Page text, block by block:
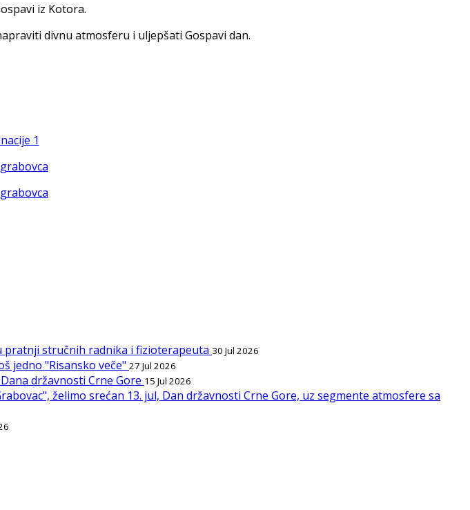
iz Kotora.
divnu atmosferu i uljepšati Gospavi dan.
pratnji stručnih radnika i fizioterapeuta 30 Jul 2026
jedno "Risansko veče" 27 Jul 2026
državnosti Crne Gore 15 Jul 2026
želimo srećan 13. jul, Dan državnosti Crne Gore, uz segmente atmosfere sa